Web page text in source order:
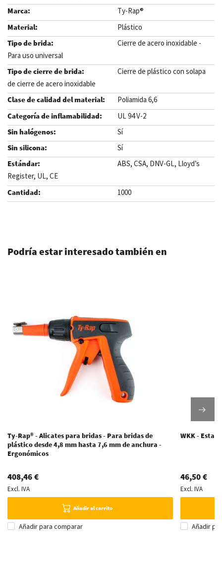
Ty-Rap®
Plástico
Cierre de acero inoxidable -
Para uso universal
Cierre de plástico con solapa
de cierre de acero inoxidable
Poliamida 6,6
UL 94 V-2
Sí
Sí
ABS, CSA, DNV-GL, Lloyd’s
Register, UL, CE
1000
Podría estar interesado también en
Ty-Rap® - Alicates para bridas - Para bridas de
plástico desde 4,8 mm hasta 7,6 mm de anchura -
Ergonómicos
408,46 €
Excl. IVA
Añadir al carrito
Añadir para comparar
WKK -
46,50 €
Excl. IVA
Añadir